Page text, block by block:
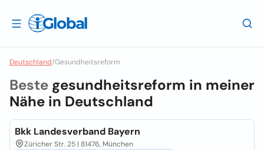
Deutschland/Gesundheitsreform
Beste gesundheitsreform in meiner
Nähe in Deutschland
Bkk Landesverband Bayern
Züricher Str. 25 | 81476, München